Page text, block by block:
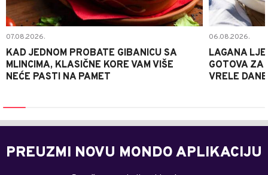
07.08.2026.
KAD JEDNOM PROBATE GIBANICU SA
MLINCIMA, KLASIČNE KORE VAM VIŠE
NEĆE PASTI NA PAMET
06.08.2026.
LAGANA
GOTOVA ZA
VRELE DANE
PREUZMI NOVU MONDO APLIKACIJU